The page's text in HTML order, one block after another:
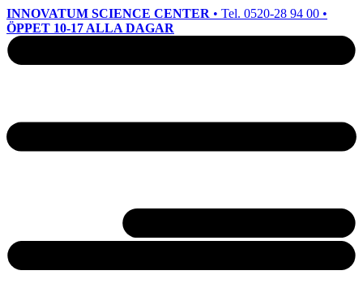
INNOVATUM SCIENCE CENTER • Tel. 0520-28 94 00 •
ÖPPET 10-17 ALLA DAGAR